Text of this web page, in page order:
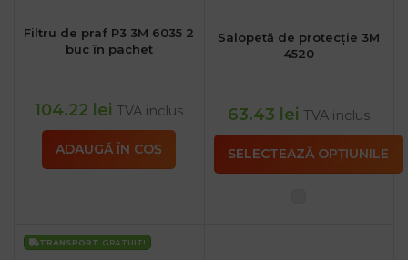
Filtru de praf P3 3M 6035 2
buc în pachet
104.22 lei TVA inclus
ADAUGĂ ÎN COȘ
Salopetă de protecție 3M
4520
63.43 lei TVA inclus
SELECTEAZĂ OPȚIUNILE
TRANSPORT GRATUIT!